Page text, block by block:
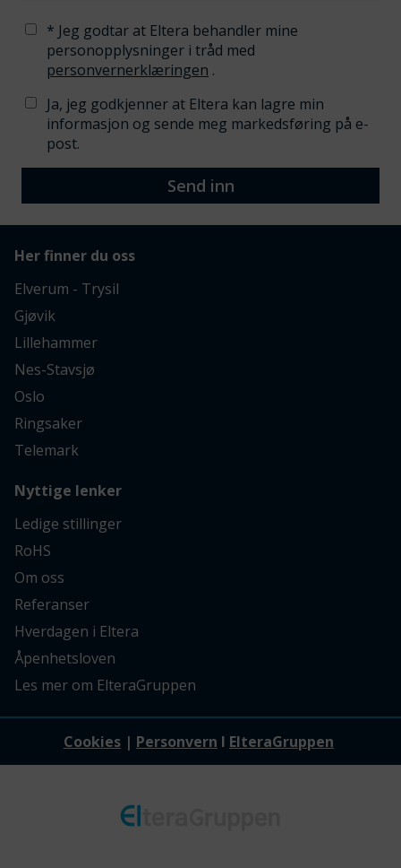
* Jeg godtar at Eltera behandler mine
personopplysninger i tråd med
personvernerklæringen .
Ja, jeg godkjenner at Eltera kan lagre min
informasjon og sende meg markedsføring på e-
post.
Send inn
Her finner du oss
Elverum - Trysil
Gjøvik
Lillehammer
Nes-Stavsjø
Oslo
Ringsaker
Telemark
Nyttige lenker
Ledige stillinger
RoHS
Om oss
Referanser
Hverdagen i Eltera
Åpenhetsloven
Les mer om ElteraGruppen
Cookies | Personvern I ElteraGruppen